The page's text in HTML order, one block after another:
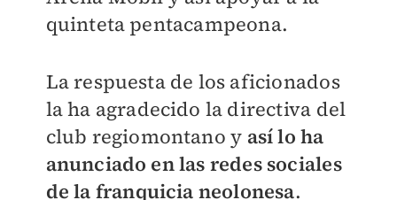
quinteta pentacampeona.
La respuesta de los aficionados
la ha agradecido la directiva del
club regiomontano y así lo ha
anunciado en las redes sociales
de la franquicia neolonesa.